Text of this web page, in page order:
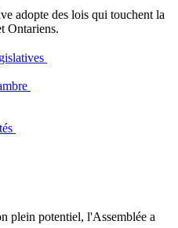
adopte des lois qui touchent la
Ontariens.
plein potentiel, l'Assemblée a